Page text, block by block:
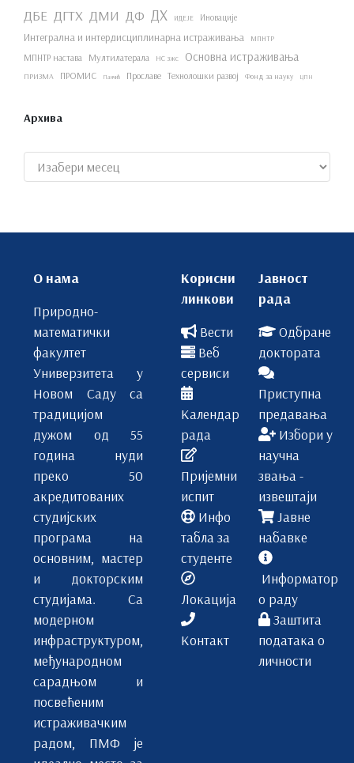
ДБЕ ДГТХ ДМИ ДФ ДХ ИДЕЈЕ Иновације
Интегрална и интердисциплинарна истраживања МПНТР
МПНТР настава Мултилатерала НС зжс Основна истраживања
ПРИЗМА ПРОМИС Панчић Прославе Технолошки развој Фонд за науку ЦПН
Архива
О нама
Природно-
математички
факултет
Универзитета у
Новом Саду са
традицијом
дужом од 55
година нуди
преко 50
акредитованих
студијских
програма на
основним, мастер
и докторским
студијама. Са
модерном
инфраструктуром,
међународном
сарадњом и
посвећеним
истраживачким
радом, ПМФ је
Корисни
линкови
Вести
Веб
сервиси
Календар
рада
Пријемни
испит
Инфо
табла за
студенте
Локација
Контакт
Јавност
рада
Одбране
доктората
Приступна
предавања
Избори у
научна
звања -
извештаји
Јавне
набавке
Информатор
о раду
Заштита
података о
личности